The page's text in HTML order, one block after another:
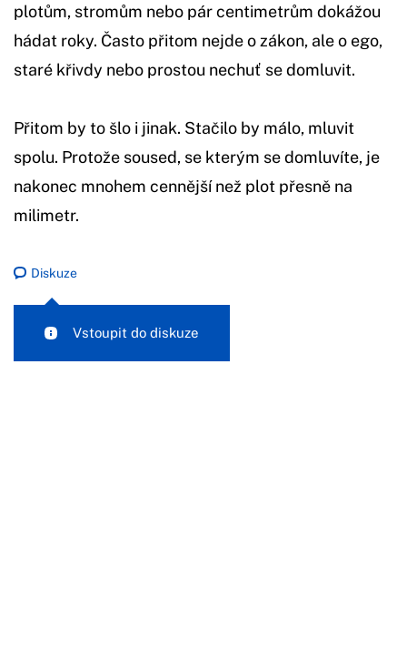
plotům, stromům nebo pár centimetrům dokážou
hádat roky. Často přitom nejde o zákon, ale o ego,
staré křivdy nebo prostou nechuť se domluvit.
Přitom by to šlo i jinak. Stačilo by málo, mluvit
spolu. Protože soused, se kterým se domluvíte, je
nakonec mnohem cennější než plot přesně na
milimetr.
Diskuze
Vstoupit do diskuze